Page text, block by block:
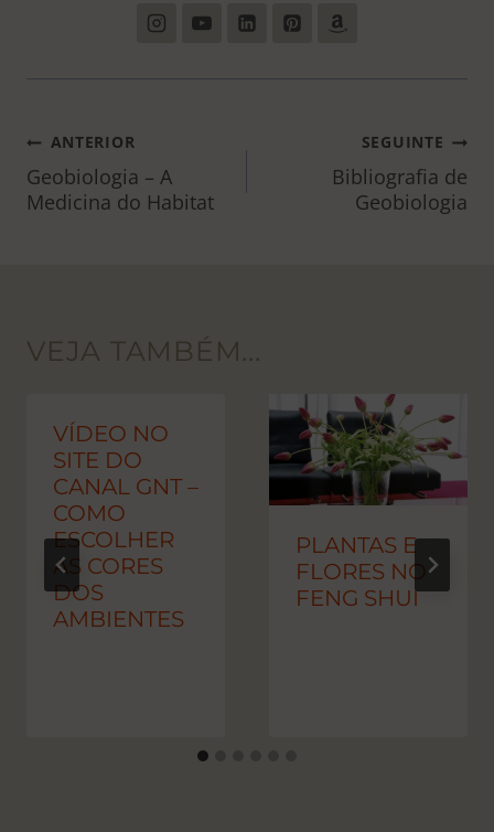
NAVEGAÇÃO
DE
POST
ANTERIOR
Geobiologia – A
Medicina do Habitat
SEGUINTE
Bibliografia de
Geobiologia
VEJA TAMBÉM...
VÍDEO NO
SITE DO
CANAL GNT –
COMO
ESCOLHER
AS CORES
DOS
AMBIENTES
PLANTAS E
FLORES NO
FENG SHUI